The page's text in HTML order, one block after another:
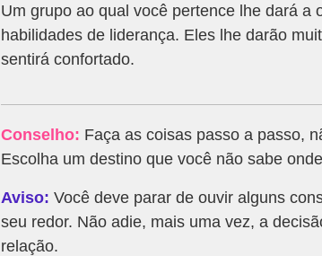
Um grupo ao qual você pertence lhe dará a
habilidades de liderança. Eles lhe darão
sentirá confortado.
Conselho: Faça as coisas passo a passo,
Escolha um destino que você não sabe
Aviso: Você deve parar de ouvir alguns
seu redor. Não adie, mais uma vez, a
relação.